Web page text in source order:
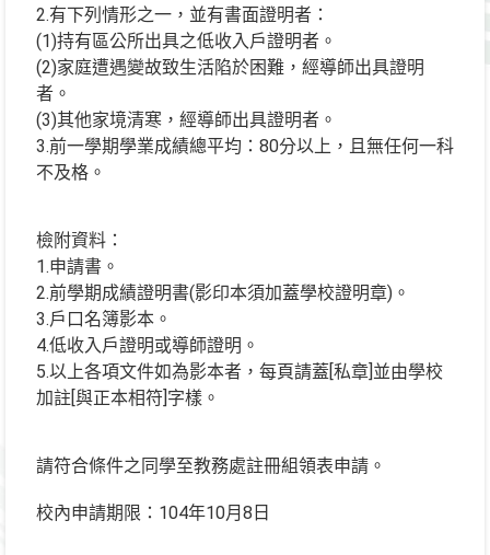
2.有下列情形之一，並有書面證明者：
(1)持有區公所出具之低收入戶證明者。
(2)家庭遭遇變故致生活陷於困難，經導師出具證明
者。
(3)其他家境清寒，經導師出具證明者。
3.前一學期學業成績總平均：80分以上，且無任何一科
不及格。
檢附資料：
1.申請書。
2.前學期成績證明書(影印本須加蓋學校證明章)。
3.戶口名簿影本。
4.低收入戶證明或導師證明。
5.以上各項文件如為影本者，每頁請蓋[私章]並由學校
加註[與正本相符]字樣。
請符合條件之同學至教務處註冊組領表申請。
校內申請期限：104年10月8日